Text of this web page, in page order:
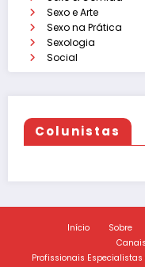
Sexo e Arte
Sexo na Prática
Sexologia
Social
Colunistas
Início Sobre
Profissionais